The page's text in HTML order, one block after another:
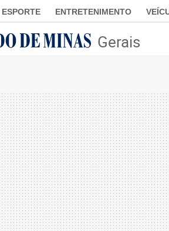
ESPORTE ENTRETENIMENTO
Gerais